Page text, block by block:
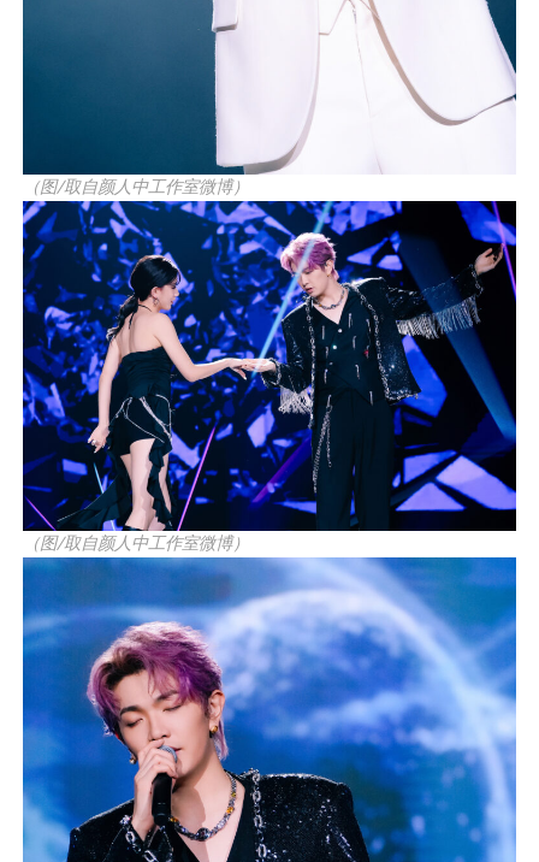
（图/取自颜人中工作室微博）
（图/取自颜人中工作室微博）